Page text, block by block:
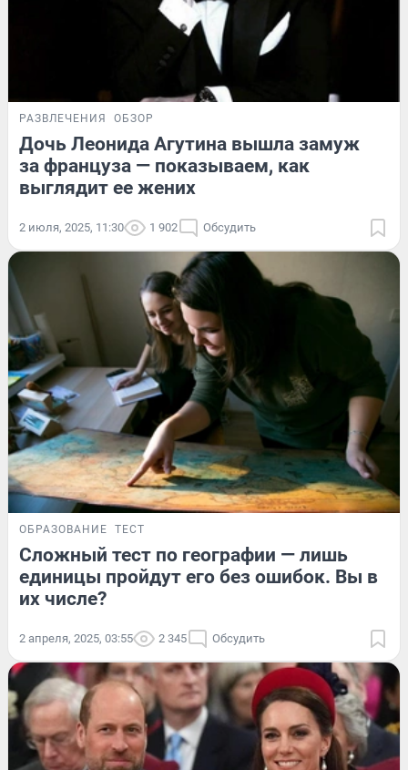
РАЗВЛЕЧЕНИЯ ОБЗОР
Дочь Леонида Агутина вышла замуж
за француза — показываем, как
выглядит ее жених
2 июля, 2025, 11:30 1 902 Обсудить
ОБРАЗОВАНИЕ ТЕСТ
Сложный тест по географии — лишь
единицы пройдут его без ошибок. Вы в
их числе?
2 апреля, 2025, 03:55 2 345 Обсудить